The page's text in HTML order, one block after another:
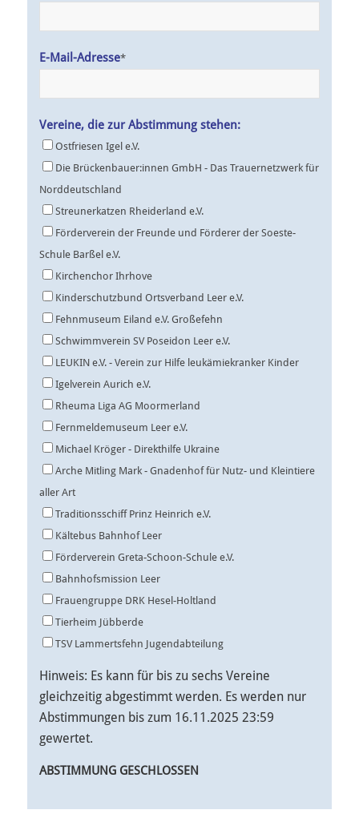
E-Mail-Adresse*
Your
Website*
Vereine, die zur Abstimmung stehen:
Ostfriesen Igel e.V.
Die Brückenbauer:innen GmbH - Das Trauernetzwerk für
Norddeutschland
Streunerkatzen Rheiderland e.V.
Förderverein der Freunde und Förderer der Soeste-
Schule Barßel e.V.
Kirchenchor Ihrhove
Kinderschutzbund Ortsverband Leer e.V.
Fehnmuseum Eiland e.V. Großefehn
Schwimmverein SV Poseidon Leer e.V.
LEUKIN e.V. - Verein zur Hilfe leukämiekranker Kinder
Igelverein Aurich e.V.
Rheuma Liga AG Moormerland
Fernmeldemuseum Leer e.V.
Michael Kröger - Direkthilfe Ukraine
Arche Mitling Mark - Gnadenhof für Nutz- und Kleintiere
aller Art
Traditionsschiff Prinz Heinrich e.V.
Kältebus Bahnhof Leer
Förderverein Greta-Schoon-Schule e.V.
Bahnhofsmission Leer
Frauengruppe DRK Hesel-Holtland
Tierheim Jübberde
TSV Lammertsfehn Jugendabteilung
Hinweis: Es kann für bis zu sechs Vereine
gleichzeitig abgestimmt werden. Es werden nur
Abstimmungen bis zum 16.11.2025 23:59
gewertet.
ABSTIMMUNG GESCHLOSSEN